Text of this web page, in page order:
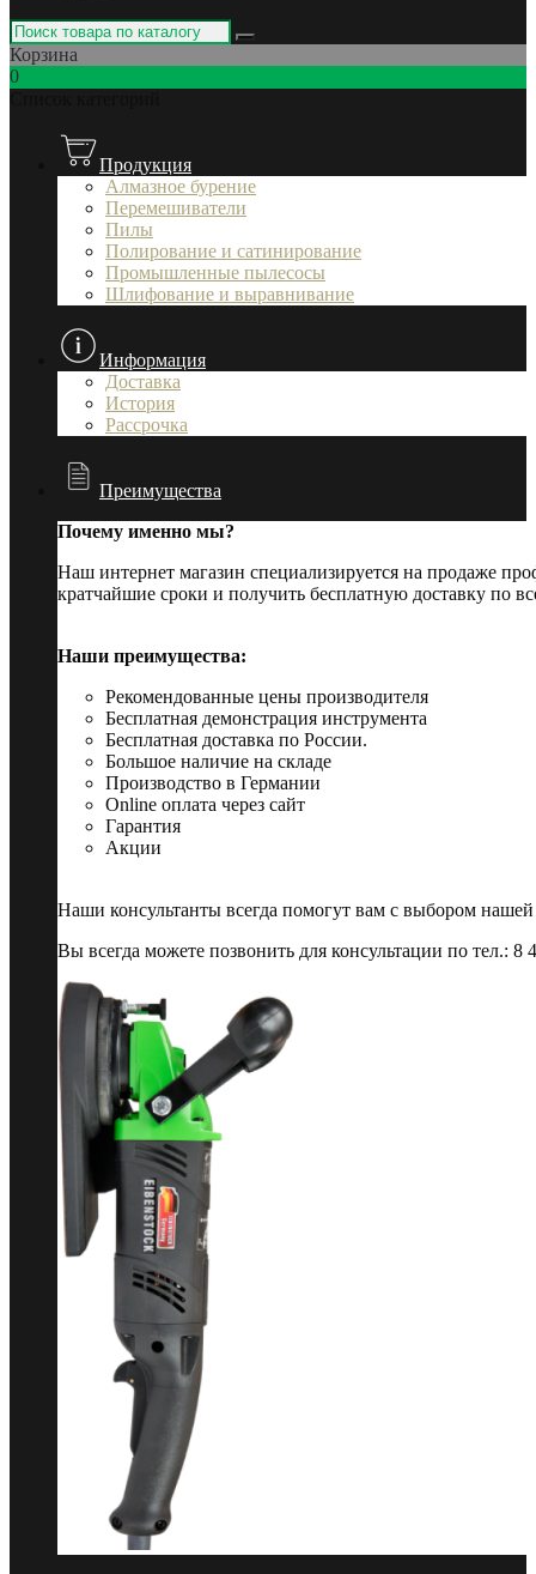
Корзина
0
Продукция
Алмазное бурение
Перемешиватели
Пилы
Полирование и сатинирование
Промышленные пылесосы
Шлифование и выравнивание
Информация
Доставка
История
Рассрочка
Преимущества
Почему именно мы?
Наш интернет магазин специализируется на продаже
кратчайшие сроки и получить бесплатную доставку по
Наши преимущества:
Рекомендованные цены производителя
Бесплатная демонстрация инструмента
Бесплатная доставка по России.
Большое наличие на складе
Производство в Германии
Online оплата через сайт
Гарантия
Акции
Наши консультанты всегда помогут вам с выбором
Вы всегда можете позвонить для консультации по тел.: